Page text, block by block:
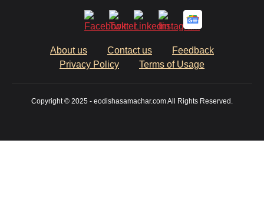
About us Contact us
Feedback
Privacy Policy
Terms of Usage
Copyright © 2025 - eodishasamachar.com All Rights Reserved.